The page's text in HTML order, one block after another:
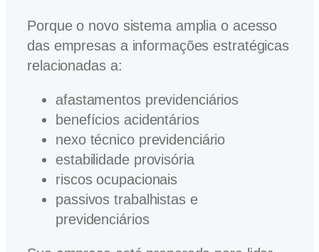
Porque o novo sistema amplia o acesso
das empresas a informações estratégicas
relacionadas a:
afastamentos previdenciários
benefícios acidentários
nexo técnico previdenciário
estabilidade provisória
riscos ocupacionais
passivos trabalhistas e
previdenciários